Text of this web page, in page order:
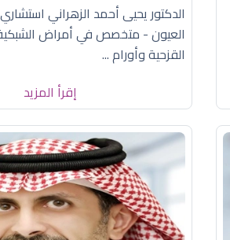
الدكتور يحيى أحمد الزهراني
العيون - متخصص في أمراض
القزحية وأورام ...
إقرأ المزيد